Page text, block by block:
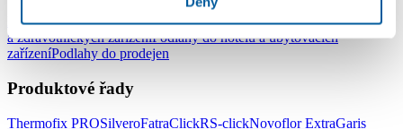
Podlahy do kanceláříPodlahy do škol a školekPodlahy do nemocnic
a zdravotnických zařízeníPodlahy do hotelů a ubytovacích
zařízeníPodlahy do prodejen
Produktové řady
Thermofix PROSilveroFatraClickRS-clickNovoflor ExtraGaris